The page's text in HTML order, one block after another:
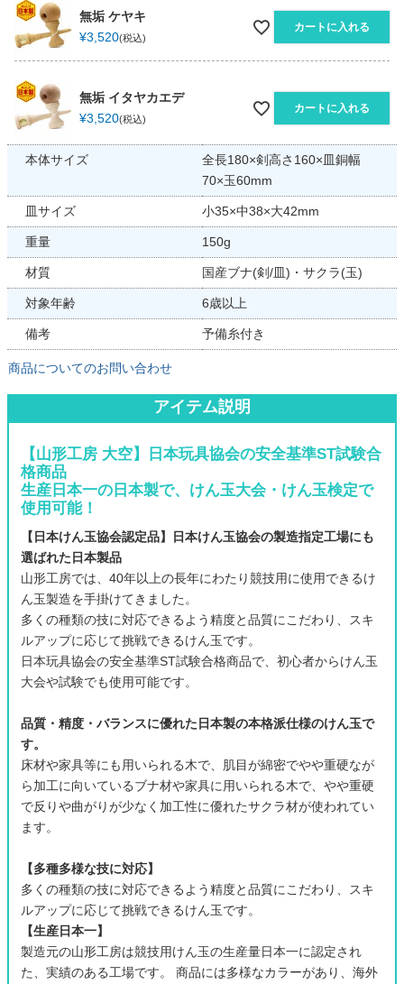
アイテム説明
【山形工房 大空】日本玩具協会の安全基準ST試験合
格商品
生産日本一の日本製で、けん玉大会・けん玉検定で
使用可能！
【日本けん玉協会認定品】日本けん玉協会の製造指定工場にも
選ばれた日本製品
山形工房では、40年以上の長年にわたり競技用に使用できるけ
ん玉製造を手掛けてきました。
多くの種類の技に対応できるよう精度と品質にこだわり、スキ
ルアップに応じて挑戦できるけん玉です。
日本玩具協会の安全基準ST試験合格商品で、初心者からけん玉
大会や試験でも使用可能です。
品質・精度・バランスに優れた日本製の本格派仕様のけん玉で
す。
床材や家具等にも用いられる木で、肌目が綿密でやや重硬なが
ら加工に向いているブナ材や家具に用いられる木で、やや重硬
で反りや曲がりが少なく加工性に優れたサクラ材が使われてい
ます。
【多種多様な技に対応】
多くの種類の技に対応できるよう精度と品質にこだわり、スキ
ルアップに応じて挑戦できるけん玉です。
【生産日本一】
製造元の山形工房は競技用けん玉の生産量日本一に認定され
た、実績のある工場です。 商品には多様なカラーがあり、海外
無垢 ケヤキ
¥3,520 税込
カートに入れる
無垢 イタヤカエデ
¥3,520 税込
カートに入れる
本体サイズ
全長180×剣高さ160×皿銅幅
70×玉60mm
皿サイズ 小35×中38×大42mm
重量 150g
材質 国産ブナ(剣/皿)・サクラ(玉)
対象年齢 6歳以上
備考 予備糸付き
商品についてのお問い合わせ